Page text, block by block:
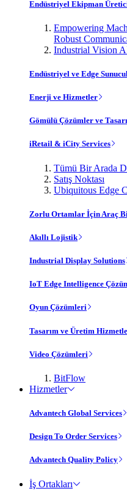
Endüstriyel Ekipman
Empowering
Robust
Industrial Vision
Endüstriyel ve Edge
Enerji ve Hizmetler
Gömülü Çözümler ve
iRetail & iCity Services
Tümü Bir Arada
Satış Noktası
Ubiquitous Edge
Zorlu Ortamlar İçin Araç
Akıllı Lojistik
Industrial Display Solutions
IoT Edge Intelligence
Oyun Çözümleri
Tasarım ve Üretim
Video Çözümleri
BitFlow
Hizmetler
Advantech Global Services
Design To Order Services
Advantech Quality Policy
İş Ortakları